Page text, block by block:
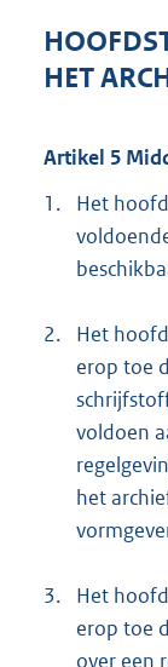
HET
Artikel 5
1.
Het
2.
Het
erop toe
voldoen
het
3.
Het
erop toe
over een